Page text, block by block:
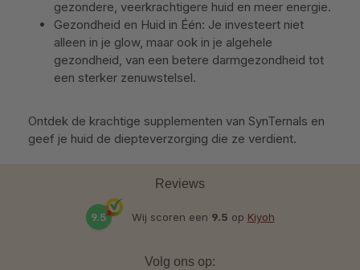
gezondere, veerkrachtigere huid en meer energie.
Gezondheid en Huid in Één: Je investeert niet
alleen in je glow, maar ook in je algehele
gezondheid, van een betere darmgezondheid tot
een sterker zenuwstelsel.
Ontdek de krachtige supplementen van SynTernals en
geef je huid de diepteverzorging die ze verdient.
Reviews
9.5 Wij scoren een 9.5 op Kiyoh
Volg ons op: